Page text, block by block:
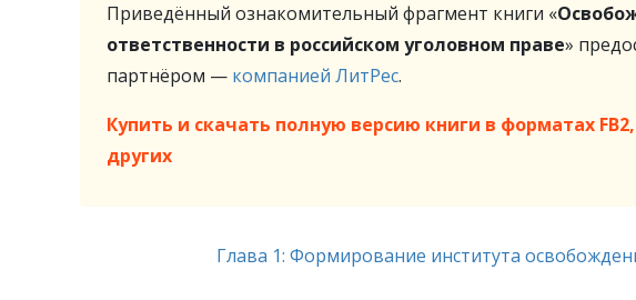
Приведённый ознакомительный фрагмент книги «
ответственности в российском уголовном праве»
партнёром — компанией ЛитРес.
Купить и скачать полную версию книги в форматах FB2,
других
Глава 1: Формирование института